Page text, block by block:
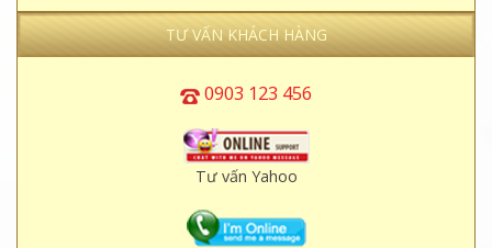
TƯ VẤN KHÁCH HÀNG
0903 123 456
Tư vấn Yahoo